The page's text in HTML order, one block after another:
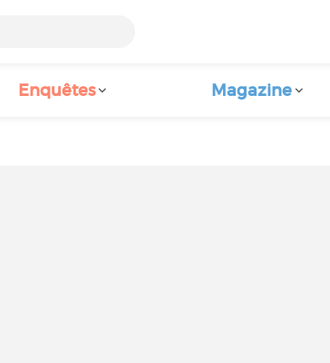
Enquêtes Magazine